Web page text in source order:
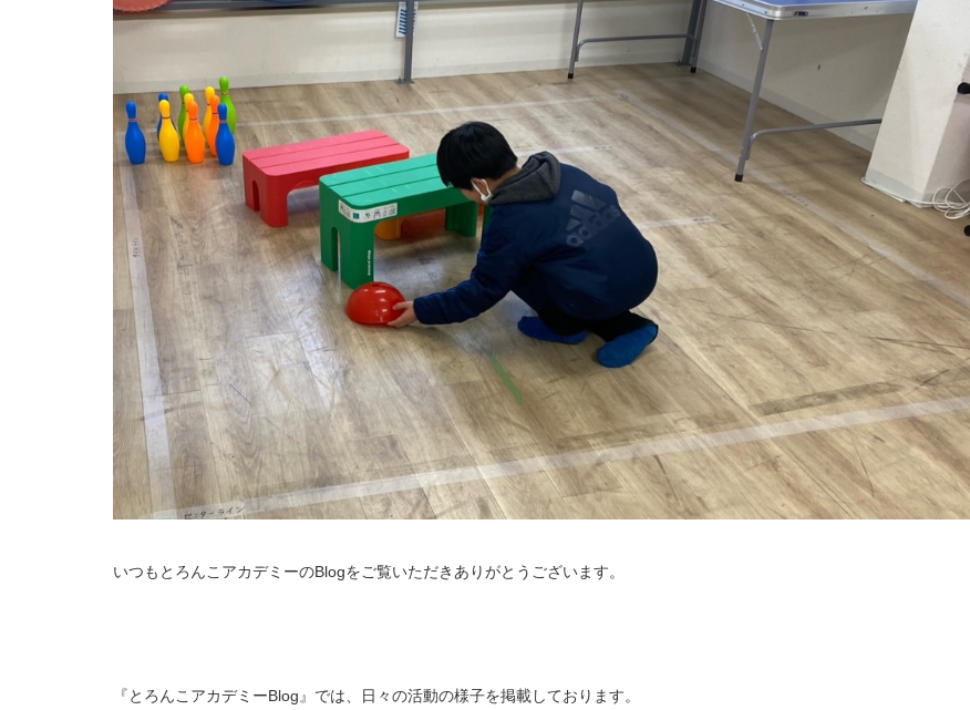
いつもとろんこアカデミーのBlogをご覧いただきありがとうございます。
『とろんこアカデミーBlog』では、日々の活動の様子を掲載しております。